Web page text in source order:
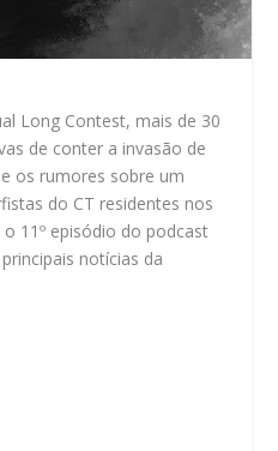
Long Contest, mais de 30
de conter a invasão de
os rumores sobre um
do CT residentes nos
11º episódio do podcast
notícias da